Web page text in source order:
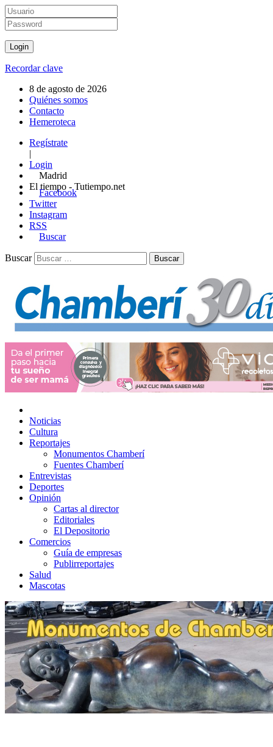
Recordar clave
8 de agosto de 2026
Quiénes somos
Contacto
Hemeroteca
Regístrate
|
Login
Madrid
El tiempo - Tutiempo.net
Facebook
Twitter
Instagram
RSS
Buscar
Buscar
Noticias
Cultura
Reportajes
Monumentos Chamberí
Fuentes Chamberí
Entrevistas
Deportes
Opinión
Cartas al director
Editoriales
El Depositorio
Comercios
Guía de empresas
Publirreportajes
Salud
Mascotas